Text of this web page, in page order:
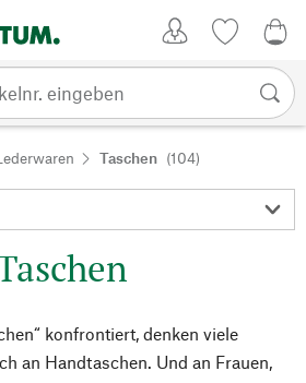
Taschen (104)
konfrontiert, denken viele
an Handtaschen. Und an Frauen,